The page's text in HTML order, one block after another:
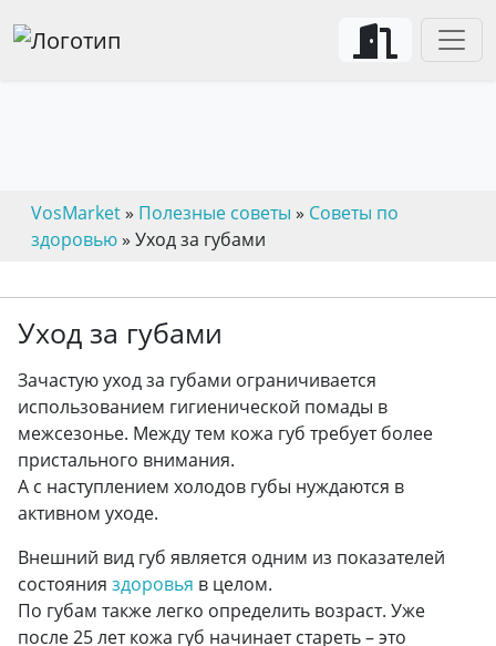
VosMarket» Полезные советы » Советы по
здоровью» Уход за губами
Уход за губами
Зачастую уход за губами ограничивается
использованием гигиенической помады в
межсезонье. Между тем кожа губ требует более
пристального внимания.
А с наступлением холодов губы нуждаются в
активном уходе.
Внешний вид губ является одним из показателей
состояния здоровья в целом.
По губам также легко определить возраст. Уже
после 25 лет кожа губ начинает стареть – это